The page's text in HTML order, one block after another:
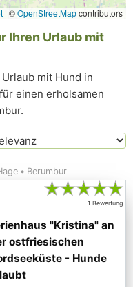
| ©OpenStreetMapcontributors
Ihren Urlaub mit
mit Hund in
einen erholsamen
Berumbur
★★★★★
1 Bewertung
"Kristina" an
ostfriesischen
- Hunde